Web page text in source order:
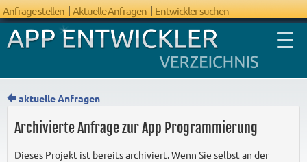
Anfrage stellen Aktuelle Anfragen Entwickler suchen
aktuelle Anfragen
Archivierte Anfrage zur App Programmierung
Dieses Projekt ist bereits archiviert. Wenn Sie selbst an der